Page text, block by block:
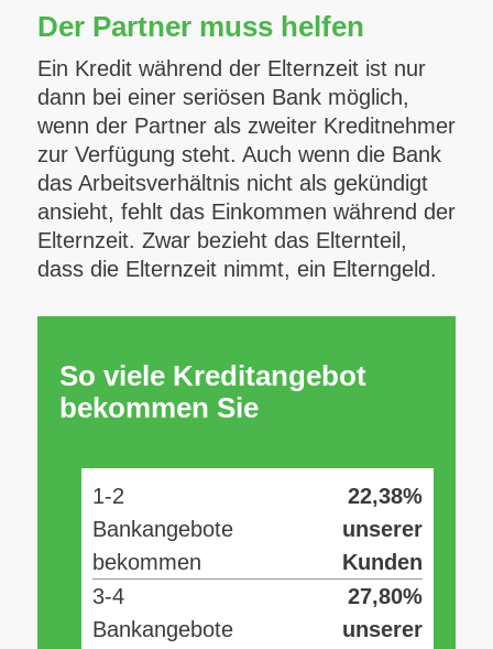
Der Partner muss helfen
Ein Kredit während der Elternzeit ist nur
dann bei einer seriösen Bank möglich,
wenn der Partner als zweiter Kreditnehmer
zur Verfügung steht. Auch wenn die Bank
das Arbeitsverhältnis nicht als gekündigt
ansieht, fehlt das Einkommen während der
Elternzeit. Zwar bezieht das Elternteil,
dass die Elternzeit nimmt, ein Elterngeld.
So viele Kreditangebot
bekommen Sie
1-2
Bankangebote
bekommen
22,38%
unserer
Kunden
3-4
Bankangebote
27,80%
unserer